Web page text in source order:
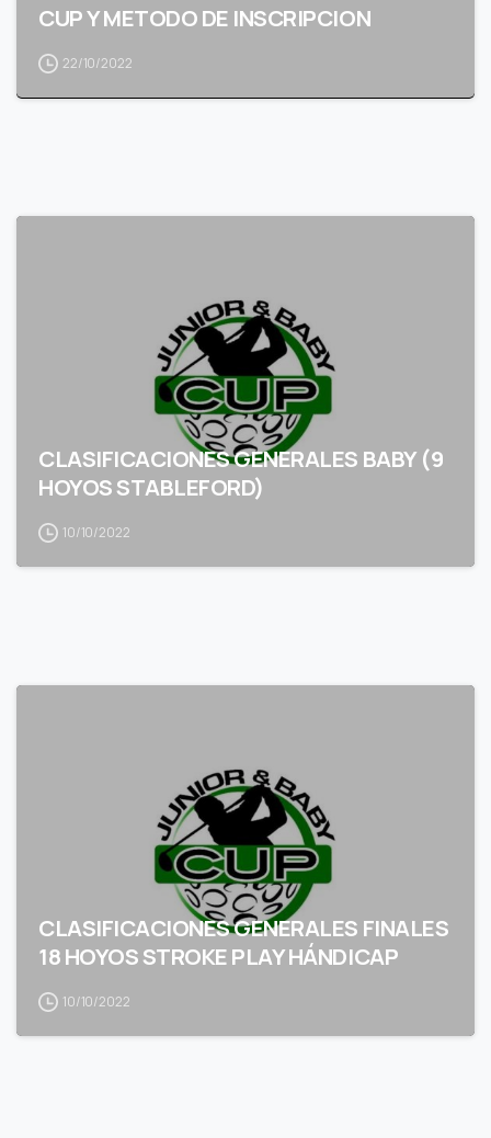
CUP Y METODO DE INSCRIPCION
22/10/2022
CLASIFICACIONES GENERALES BABY (9
HOYOS STABLEFORD)
10/10/2022
CLASIFICACIONES GENERALES FINALES
18 HOYOS STROKE PLAY HÁNDICAP
10/10/2022